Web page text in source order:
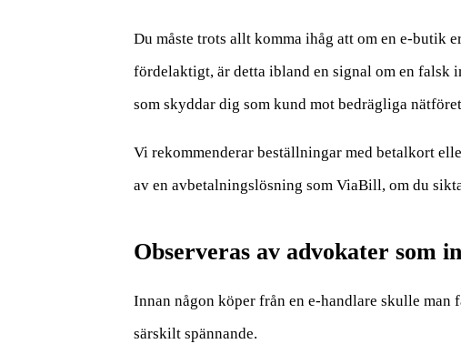
Du måste trots allt komma ihåg att om en e-
fördelaktigt, är detta ibland en signal om en
som skyddar dig som kund mot bedrägliga
Vi rekommenderar beställningar med betalkort
av en avbetalningslösning som ViaBill, om du
Observeras av advokater som
Innan någon köper från en e-handlare skulle
särskilt spännande.